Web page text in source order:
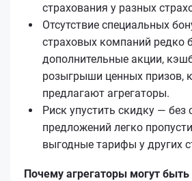
страхования у разных
Отсутствие специальных
страховых компаний редко
дополнительные акции,
розыгрыши ценных призов,
предлагают агрегаторы.
Риск упустить скидку — без
предложений легко
выгодные тарифы у других
Почему агрегаторы могут